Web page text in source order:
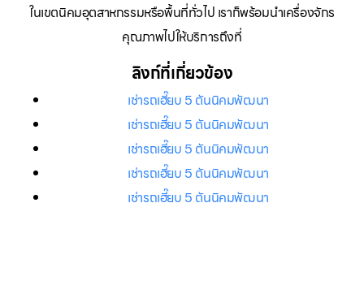
ในเขตนิคมอุตสาหกรรมหรือพื้นที่ทั่วไป เราก็พร้อมนำเครื่องจักร
คุณภาพไปให้บริการถึงที่
ลิงก์ที่เกี่ยวข้อง
เช่ารถเฮี๊ยบ 5 ตันนิคมพัฒนา
เช่ารถเฮี๊ยบ 5 ตันนิคมพัฒนา
เช่ารถเฮี๊ยบ 5 ตันนิคมพัฒนา
เช่ารถเฮี๊ยบ 5 ตันนิคมพัฒนา
เช่ารถเฮี๊ยบ 5 ตันนิคมพัฒนา